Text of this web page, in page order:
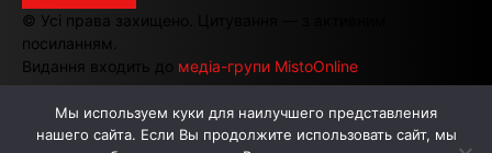
© Усі права захищено. Цитування — з активним
посиланням.
Видання входить до медіа-групи MistoOnline
АВТОРИ РЕКЛАМА НА САЙТІ
Мы используем куки для наилучшего представления
нашего сайта. Если Вы продолжите использовать сайт, мы